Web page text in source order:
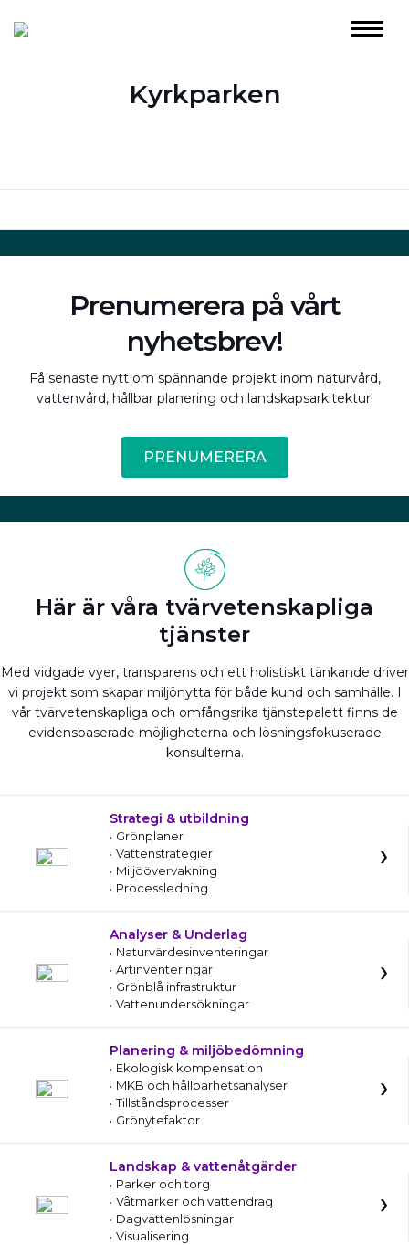
Kyrkparken
Prenumerera på vårt
nyhetsbrev!
Få senaste nytt om spännande projekt inom naturvård,
vattenvård, hållbar planering och landskapsarkitektur!
PRENUMERERA
Här är våra tvärvetenskapliga
tjänster
Med vidgade vyer, transparens och ett holistiskt tänkande driver
vi projekt som skapar miljönytta för både kund och samhälle. I
vår tvärvetenskapliga och omfångsrika tjänstepalett finns de
evidensbaserade möjligheterna och lösningsfokuserade
konsulterna.
Strategi & utbildning
Grönplaner
Vattenstrategier
Miljöövervakning
Processledning
Analyser & Underlag
Naturvärdesinventeringar
Artinventeringar
Grönblå infrastruktur
Vattenundersökningar
Planering & miljöbedömning
Ekologisk kompensation
MKB och hållbarhetsanalyser
Tillståndsprocesser
Grönytefaktor
Landskap & vattenåtgärder
Parker och torg
Våtmarker och vattendrag
Dagvattenlösningar
Visualisering